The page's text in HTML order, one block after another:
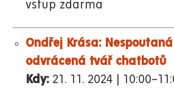
vstup zdarma
Ondřej Krása:
odvrácená tvář chatbotů
Kdy: 21. 11. 2024 |